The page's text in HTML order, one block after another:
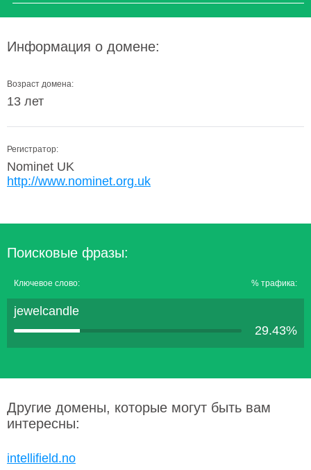
Информация о домене:
Возраст домена:
13 лет
Регистратор:
Nominet UK
http://www.nominet.org.uk
Поисковые фразы:
Ключевое слово: % трафика:
jewelcandle
29.43%
Другие домены, которые могут быть вам
интересны:
intellifield.no